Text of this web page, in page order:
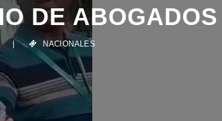
DE ABOGADOS
NACIONALES